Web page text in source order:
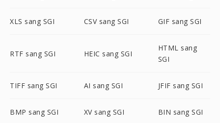
XLS sang SGI CSV sang SGI GIF sang SGI
RTF sang SGI HEIC sang SGI
HTML sang
SGI
TIFF sang SGI AI sang SGI JFIF sang SGI
BMP sang SGI XV sang SGI BIN sang SGI